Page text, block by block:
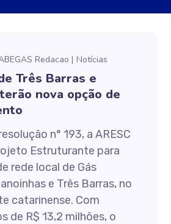
Redacao Notícias
Três Barras e
nova opção de
n° 193, a ARESC
Estruturante para
rede local de Gás
e Três Barras, no
catarinense. Com
de R$ 13,2 milhões, o